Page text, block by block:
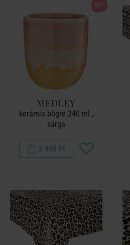
ÚJ!
MEDLEY
kerámia bögre 240 ml ,
sárga
2 490 Ft